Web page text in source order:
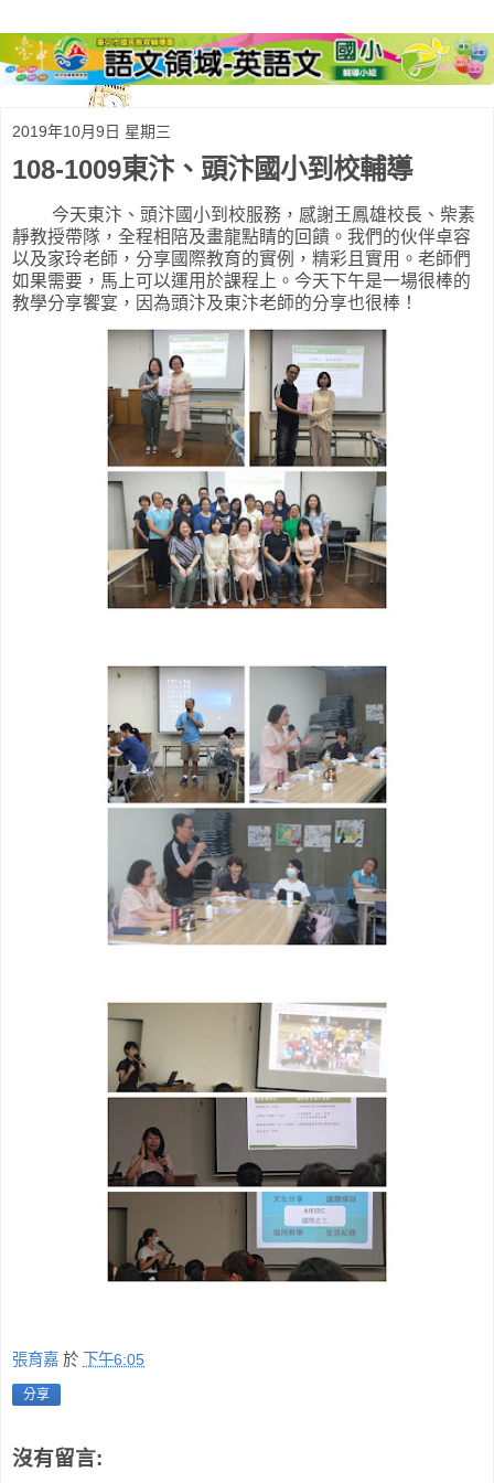
2019年10月9日 星期三
108-1009東汴、頭汴國小到校輔導
今天東汴、頭汴國小到校服務，感謝王鳳雄校長、柴素
靜教授帶隊，全程相陪及畫龍點睛的回饋。我們的伙伴卓容
以及家玲老師，分享國際教育的實例，精彩且實用。老師們
如果需要，馬上可以運用於課程上。今天下午是一場很棒的
教學分享饗宴，因為頭汴及東汴老師的分享也很棒！
張育嘉 於 下午6:05
分享
沒有留言: